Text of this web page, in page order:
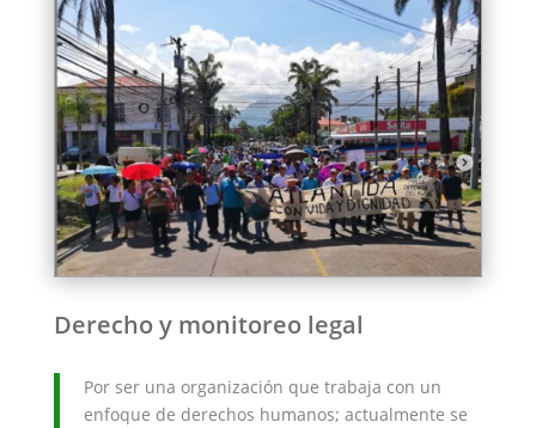
Derecho y monitoreo legal
Por ser una organización que trabaja con un
enfoque de derechos humanos; actualmente se